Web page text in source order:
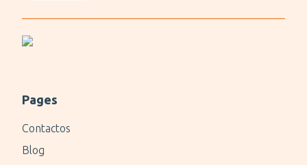
Pages
Contactos
Blog